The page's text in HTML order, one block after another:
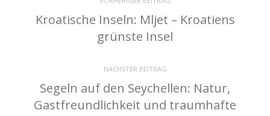
Kroatische Inseln: Mljet – Kroatiens
grünste Insel
NÄCHSTER BEITRAG
Segeln auf den Seychellen: Natur,
Gastfreundlichkeit und traumhafte